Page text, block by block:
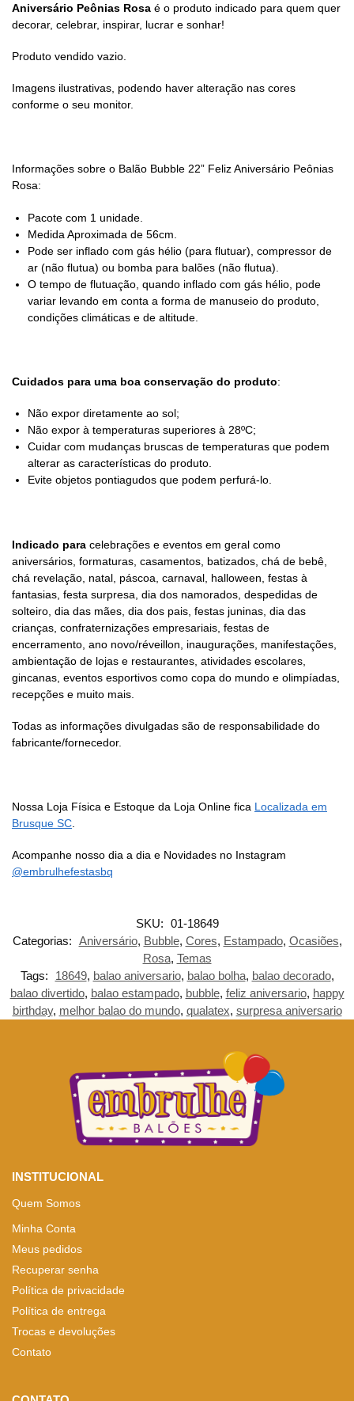
Aniversário Peônias Rosa é o produto indicado para quem quer
decorar, celebrar, inspirar, lucrar e sonhar!
Produto vendido vazio.
Imagens ilustrativas, podendo haver alteração nas cores
conforme o seu monitor.
Informações sobre o Balão Bubble 22” Feliz Aniversário Peônias
Rosa:
Pacote com 1 unidade.
Medida Aproximada de 56cm.
Pode ser inflado com gás hélio (para flutuar), compressor de
ar (não flutua) ou bomba para balões (não flutua).
O tempo de flutuação, quando inflado com gás hélio, pode
variar levando em conta a forma de manuseio do produto,
condições climáticas e de altitude.
Cuidados para uma boa conservação do produto:
Não expor diretamente ao sol;
Não expor à temperaturas superiores à 28ºC;
Cuidar com mudanças bruscas de temperaturas que podem
alterar as características do produto.
Evite objetos pontiagudos que podem perfurá-lo.
Indicado para celebrações e eventos em geral como
aniversários, formaturas, casamentos, batizados, chá de bebê,
chá revelação, natal, páscoa, carnaval, halloween, festas à
fantasias, festa surpresa, dia dos namorados, despedidas de
solteiro, dia das mães, dia dos pais, festas juninas, dia das
crianças, confraternizações empresariais, festas de
encerramento, ano novo/réveillon, inaugurações, manifestações,
ambientação de lojas e restaurantes, atividades escolares,
gincanas, eventos esportivos como copa do mundo e olimpíadas,
recepções e muito mais.
Todas as informações divulgadas são de responsabilidade do
fabricante/fornecedor.
Nossa Loja Física e Estoque da Loja Online fica Localizada em
Brusque SC
Acompanhe nosso dia a dia e Novidades no Instagram
@embrulhefestasbq
SKU: 01-18649
Categorias: Aniversário, Bubble, Cores, Estampado, Ocasiões,
Rosa, Temas
Tags:
18649, balao aniversario, balao bolha, balao decorado,
balao divertido, balao estampado, bubble, feliz aniversario, happy
birthday, melhor balao do mundo, qualatex, surpresa aniversario
INSTITUCIONAL
Quem Somos
Minha Conta
Meus pedidos
Recuperar senha
Política de privacidade
Política de entrega
Trocas e devoluções
Contato